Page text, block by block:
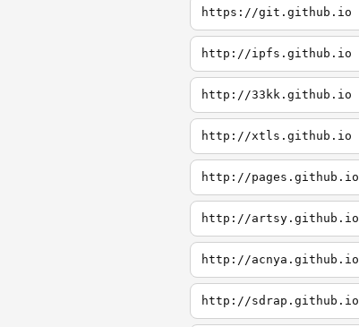
https://git.github.io
http://ipfs.github.io
http://33kk.github.io
http://xtls.github.io
http://pages.github.io
http://artsy.github.io
http://acnya.github.io
http://sdrap.github.io